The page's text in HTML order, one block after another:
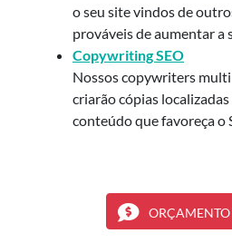
o seu site vindos de
prováveis de aumentar a
Copywriting SEO
Nossos copywriters
criarão cópias
conteúdo que favoreça o